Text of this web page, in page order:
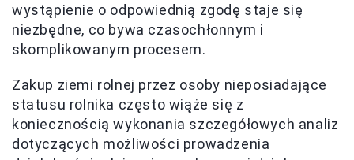
wystąpienie o odpowiednią zgodę staje się
niezbędne, co bywa czasochłonnym i
skomplikowanym procesem.
Zakup ziemi rolnej przez osoby nieposiadające
statusu rolnika często wiąże się z
koniecznością wykonania szczegółowych analiz
dotyczących możliwości prowadzenia